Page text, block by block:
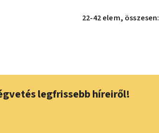
22-42elem, összesen:
legfrissebb híreiről!